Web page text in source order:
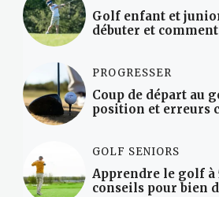
Golf enfant et
débuter et
PROGRESSER
Coup de départ au
position et erreurs
GOLF SENIORS
Apprendre le golf à
conseils pour bien